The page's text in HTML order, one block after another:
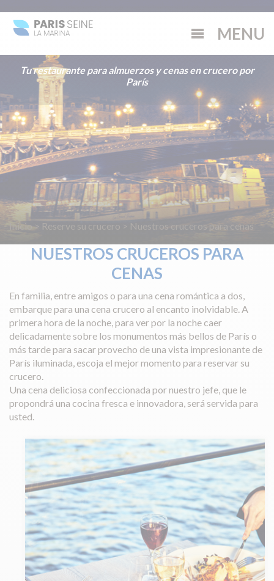
Tu restaurante para almuerzos y cenas en crucero por
París
Inicio > Reserve su crucero > Nuestros cruceros para cenas
NUESTROS CRUCEROS PARA
CENAS
En familia, entre amigos o para una cena romántica a dos,
embarque para una cena crucero al encanto inolvidable. A
primera hora de la noche, para ver por la noche caer
delicadamente sobre los monumentos más bellos de París o
más tarde para sacar provecho de una vista impresionante de
París iluminada, escoja el mejor momento para reservar su
crucero.
Una cena deliciosa confeccionada por nuestro jefe, que le
propondrá una cocina fresca e innovadora, será servida para
usted.